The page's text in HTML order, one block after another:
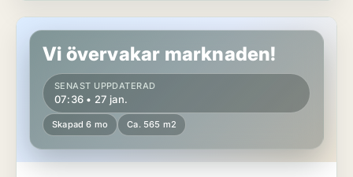
Butikslokal i Stockholm Innerstad
Vi övervakar marknaden!
SENAST UPPDATERAD
07:36 • 27 jan.
Skapad 6 mo Ca. 565 m2